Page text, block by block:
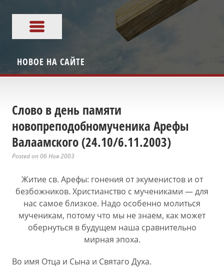
НОВОЕ НА САЙТЕ
Слово в день памяти
новопреподобномученика Арефы
Валаамского (24.10/6.11.2003)
Posted on 06 Ноя 2003
Житие св. Арефы: гонения от экуменистов и от
безбожников. Христианство с мучениками — для
нас самое близкое. Надо особенно молиться
мученикам, потому что мы не знаем, как может
обернуться в будущем наша сравнительно
мирная эпоха.
Во имя Отца и Сына и Святаго Духа.